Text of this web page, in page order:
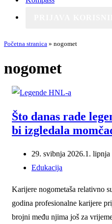
Početna stranica » nogomet
nogomet
Što danas rade
bi izgledala
29. svibnja 2026.1. lipnja
Edukacija
Karijere nogometaša relativno
godina profesionalne karijere
brojni među njima još za